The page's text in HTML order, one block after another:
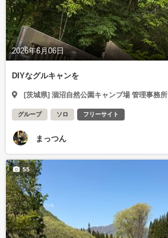
2026年6月06日
DIYなグルキャンを
[茨城県] 涸沼自然公園キャンプ場 管理事務所
グループ ソロ フリーサイト
まっつん
55